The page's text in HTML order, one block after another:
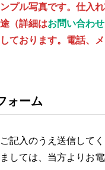
プル写真です。仕入
（詳細はお問い合わせ
ております。電話、
ォーム
記入のうえ送信してく
しては、当方よりお